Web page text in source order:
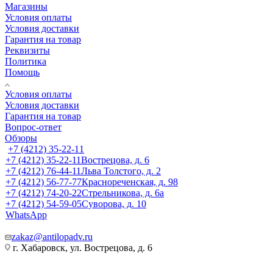
Магазины
Условия оплаты
Условия доставки
Гарантия на товар
Реквизиты
Политика
Помощь
Условия оплаты
Условия доставки
Гарантия на товар
Вопрос-ответ
Обзоры
+7 (4212) 35-22-11
+7 (4212) 35-22-11Вострецова, д. 6
+7 (4212) 76-44-11Льва Толстого, д. 2
+7 (4212) 56-77-77Краснореченская, д. 98
+7 (4212) 74-20-22Стрельникова, д. 6а
+7 (4212) 54-59-05Суворова, д. 10
WhatsApp
zakaz@antilopadv.ru
г. Хабаровск, ул. Вострецова, д. 6